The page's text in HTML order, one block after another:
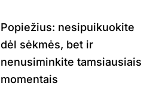
Popiežius: nesipuikuokite
dėl sėkmės, bet ir
nenusiminkite tamsiausiais
momentais